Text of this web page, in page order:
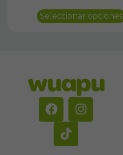
Seleccionar opciones